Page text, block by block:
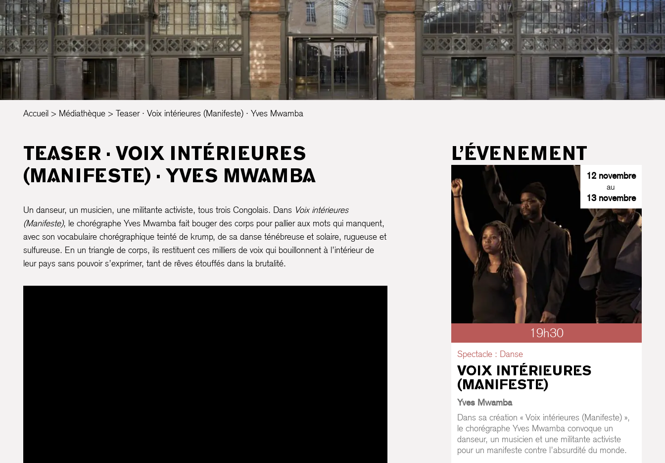
Accueil Médiathèque Teaser · Voix intérieures (Manifeste) · Yves Mwamba
TEASER · VOIX INTÉRIEURES
(MANIFESTE) · YVES MWAMBA
Un danseur, un musicien, une militante activiste, tous trois Congolais. Dans Voix intérieures
(Manifeste), le chorégraphe Yves Mwamba fait bouger des corps pour pallier aux mots qui manquent,
avec son vocabulaire chorégraphique teinté de krump, de sa danse ténébreuse et solaire, rugueuse et
sulfureuse. En un triangle de corps, ils restituent ces milliers de voix qui bouillonnent à l’intérieur de
leur pays sans pouvoir s’exprimer, tant de rêves étouffés dans la brutalité.
L’ÉVENEMENT
12 novembre
au
13 novembre
19h30
Spectacle : Danse
VOIX INTÉRIEURES
(MANIFESTE)
Yves Mwamba
Dans sa création « Voix intérieures (Manifeste) »,
le chorégraphe Yves Mwamba convoque un
danseur, un musicien et une militante activiste
pour un manifeste contre l’absurdité du monde.